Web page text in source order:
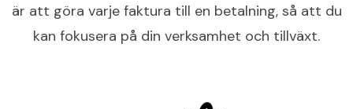
är att göra varje faktura till en betalning, så att du
kan fokusera på din verksamhet och tillväxt.